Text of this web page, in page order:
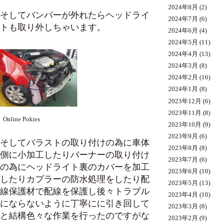
そしてバンパーが外れたらヘッドライ
トも取り外しちゃいます。
Online Pokies
そしてバラストの取り付けの為に車体
側に小加工したりバーナーの取り付け
の為にヘッドライト裏のカバーを加工
したりカプラーの防水処理をしたり配
線保護材で配線を保護し後々トラブル
にならないように丁寧にに引き回して
と結構色々な作業を行ったのですがな
2024年8月 (2)
2024年7月 (6)
2024年6月 (4)
2024年5月 (11)
2024年4月 (13)
2024年3月 (8)
2024年2月 (16)
2024年1月 (8)
2023年12月 (6)
2023年11月 (8)
2023年10月 (9)
2023年9月 (6)
2023年8月 (8)
2023年7月 (6)
2023年6月 (10)
2023年5月 (13)
2023年4月 (10)
2023年3月 (8)
2023年2月 (9)